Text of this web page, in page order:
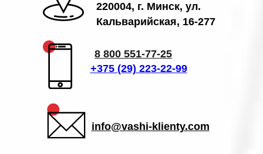
info@vashi-klienty.com
220004, г. Минск, ул.
Кальварийская, 16-277
+375 (29) 223-22-99
8 800 551-77-25